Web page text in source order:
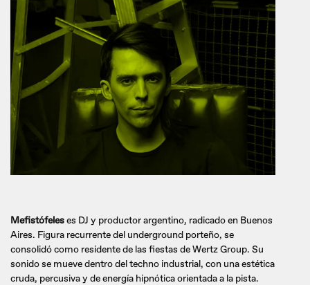
Mefistófeleses DJ y productor argentino, radicado en Buenos
Aires. Figura recurrente del underground porteño, se
consolidó como residente de las fiestas de Wertz Group. Su
sonido se mueve dentro del techno industrial, con una estética
cruda, percusiva y de energía hipnótica orientada a la pista.